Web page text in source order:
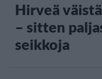
Hirveä
– sitten
seikkoja